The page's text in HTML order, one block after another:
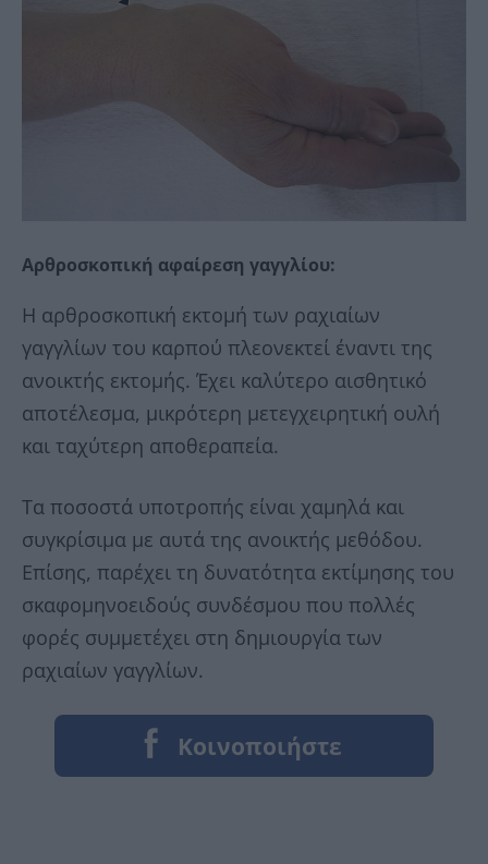
Αρθροσκοπική αφαίρεση γαγγλίου:
Η αρθροσκοπική εκτομή των ραχιαίων
γαγγλίων του καρπού πλεονεκτεί έναντι της
ανοικτής εκτομής. Έχει καλύτερο αισθητικό
αποτέλεσμα, μικρότερη μετεγχειρητική ουλή
και ταχύτερη αποθεραπεία.
Τα ποσοστά υποτροπής είναι χαμηλά και
συγκρίσιμα με αυτά της ανοικτής μεθόδου.
Επίσης, παρέχει τη δυνατότητα εκτίμησης του
σκαφομηνοειδούς συνδέσμου που πολλές
φορές συμμετέχει στη δημιουργία των
ραχιαίων γαγγλίων.